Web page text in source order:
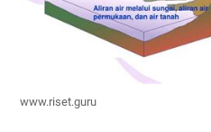
www.riset.guru